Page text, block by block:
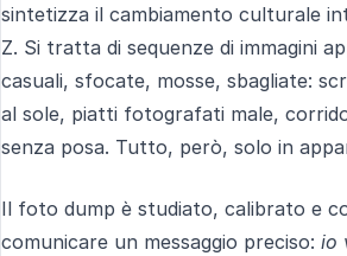
sintetizza il cambiamento culturale
Z. Si tratta di sequenze di immagini
casuali, sfocate, mosse, sbagliate:
al sole, piatti fotografati male,
senza posa. Tutto, però, solo in
Il foto dump è studiato, calibrato e
comunicare un messaggio preciso: io